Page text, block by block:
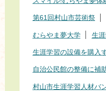
第61回村山市芸術祭
むらやま夢大学 生
生涯学習の設備を購入
自治公民館の整備に補
村山市生涯学習人材バ